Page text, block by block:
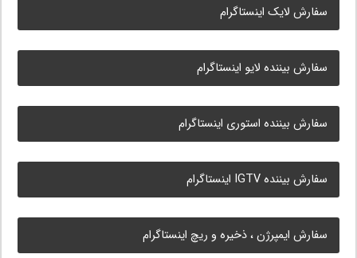
سفارش لایک اینستاگرام
سفارش بیننده لایو اینستاگرام
سفارش بیننده استوری اینستاگرام
سفارش بیننده IGTV اینستاگرام
سفارش ایمپرژن ، ذخیره و ریچ اینستاگرام